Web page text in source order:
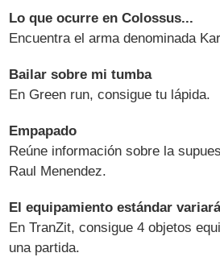
Lo que ocurre en Colossus...
Encuentra el arma denominada
Bailar sobre mi tumba
En Green run, consigue tu lápida.
Empapado
Reúne información sobre la
Raul Menendez.
El equipamiento estándar
En TranZit, consigue 4 objetos
una partida.